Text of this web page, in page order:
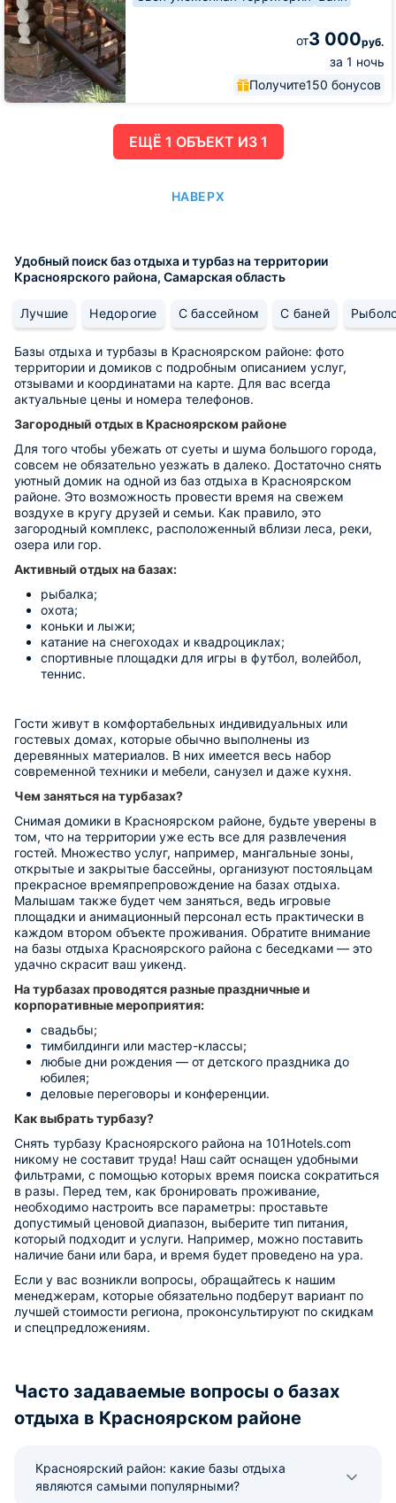
от3 000руб.
за 1 ночь
Получите150 бонусов
ЕЩË 1 ОБЪЕКТ ИЗ 1
НАВЕРХ
Удобный поиск баз отдыха и турбаз на территории
Красноярского района, Самарская область
Лучшие Недорогие С бассейном С баней
Базы отдыха и турбазы в Красноярском районе: фото
территории и домиков с подробным описанием услуг,
отзывами и координатами на карте. Для вас всегда
актуальные цены и номера телефонов.
Загородный отдых в Красноярском районе
Для того чтобы убежать от суеты и шума большого города,
совсем не обязательно уезжать в далеко. Достаточно снять
уютный домик на одной из баз отдыха в Красноярском
районе. Это возможность провести время на свежем
воздухе в кругу друзей и семьи. Как правило, это
загородный комплекс, расположенный вблизи леса, реки,
озера или гор.
Активный отдых на базах:
рыбалка;
охота;
коньки и лыжи;
катание на снегоходах и квадроциклах;
спортивные площадки для игры в футбол, волейбол,
теннис.
Гости живут в комфортабельных индивидуальных или
гостевых домах, которые обычно выполнены из
деревянных материалов. В них имеется весь набор
современной техники и мебели, санузел и даже кухня.
Чем заняться на турбазах?
Снимая домики в Красноярском районе, будьте уверены в
том, что на территории уже есть все для развлечения
гостей. Множество услуг, например, мангальные зоны,
открытые и закрытые бассейны, организуют постояльцам
прекрасное времяпрепровождение на базах отдыха.
Малышам также будет чем заняться, ведь игровые
площадки и анимационный персонал есть практически в
каждом втором объекте проживания. Обратите внимание
на базы отдыха Красноярского района с беседками — это
удачно скрасит ваш уикенд.
На турбазах проводятся разные праздничные и
корпоративные мероприятия:
свадьбы;
тимбилдинги или мастер-классы;
любые дни рождения — от детского праздника до
юбилея;
деловые переговоры и конференции.
Как выбрать турбазу?
Снять турбазу Красноярского района на 101Hotels.com
никому не составит труда! Наш сайт оснащен удобными
фильтрами, с помощью которых время поиска сократиться
в разы. Перед тем, как бронировать проживание,
необходимо настроить все параметры: проставьте
допустимый ценовой диапазон, выберите тип питания,
который подходит и услуги. Например, можно поставить
наличие бани или бара, и время будет проведено на ура.
Если у вас возникли вопросы, обращайтесь к нашим
менеджерам, которые обязательно подберут вариант по
лучшей стоимости региона, проконсультируют по скидкам
и спецпредложениям.
Часто задаваемые вопросы о базах
отдыха в Красноярском районе
Красноярский район: какие базы отдыха
являются самыми популярными?